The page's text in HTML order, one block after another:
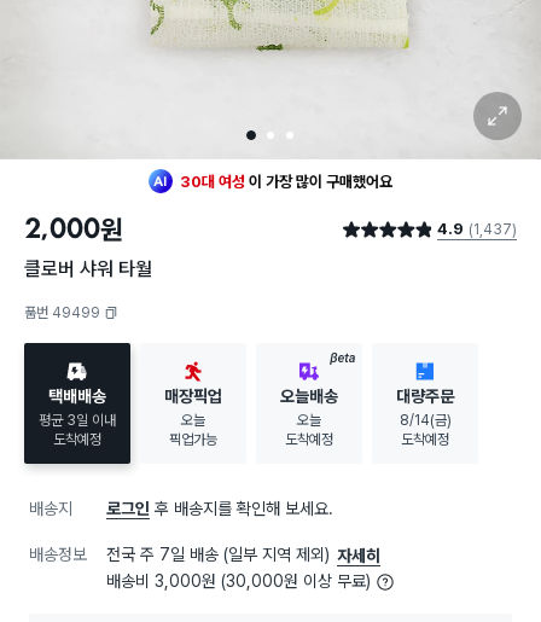
1 2 3
확대 보기
최근 한달1,113명
지금까지18,169개가팔렸어요
30대 여성 이 가장 많이 구매했어요
팔렸어요
2,000원 별점 4.9점 4.9 (1,437)
클로버 샤워 타월
품번 49499
택배배송
평균 3일 이내
도착예정
매장픽업
오늘
픽업가능
BETA
오늘배송
오늘
도착예정
대량주문
8/14(금)
도착예정
배송지 로그인 후 배송지를 확인해 보세요.
배송정보 전국 주 7일 배송 (일부 지역 제외) 자세히
배송비 3,000원 (30,000원 이상 무료)